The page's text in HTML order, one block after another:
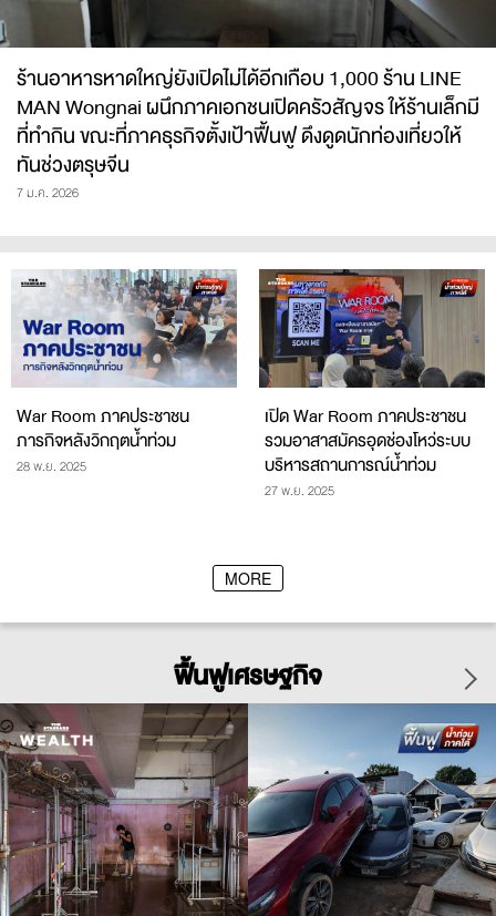
ร้านอาหารหาดใหญ่ยังเปิดไม่ได้อีกเกือบ 1,000 ร้าน LINE
MAN Wongnai ผนึกภาคเอกชนเปิดครัวสัญจร ให้ร้านเล็กมี
ที่ทำกิน ขณะที่ภาคธุรกิจตั้งเป้าฟื้นฟู ดึงดูดนักท่องเที่ยวให้
ทันช่วงตรุษจีน
7 ม.ค. 2026
War Room ภาคประชาชน
ภารกิจหลังวิกฤตน้ำท่วม
28 พ.ย. 2025
เปิด War Room ภาคประชาชน
รวมอาสาสมัครอุดช่องโหว่ระบบ
บริหารสถานการณ์น้ำท่วม
27 พ.ย. 2025
MORE
ฟื้นฟูเศรษฐกิจ